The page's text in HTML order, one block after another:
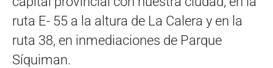
ruta E- 55 a la altura de La Calera y en la
ruta 38, en inmediaciones de Parque
Síquiman.